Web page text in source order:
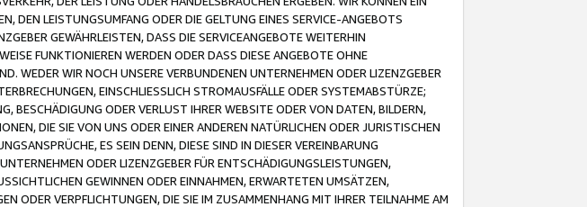
DEN LEISTUNGSUMFANG ODER DIE GELTUNG EINES SERVICE-ANGEBOTS
GEWÄHRLEISTEN, DASS DIE SERVICEANGEBOTE WEITERHIN
FUNKTIONIEREN WERDEN ODER DASS DIESE ANGEBOTE OHNE
WEDER WIR NOCH UNSERE VERBUNDENEN UNTERNEHMEN ODER LIZENZGEBER
EINSCHLIESSLICH STROMAUSFÄLLE ODER SYSTEMABSTÜRZE;
BESCHÄDIGUNG ODER VERLUST IHRER WEBSITE ODER VON DATEN, BILDERN,
DIE SIE VON UNS ODER EINER ANDEREN NATÜRLICHEN ODER JURISTISCHEN
ES SEIN DENN, DIESE SIND IN DIESER VEREINBARUNG
ODER LIZENZGEBER FÜR ENTSCHÄDIGUNGSLEISTUNGEN,
GEWINNEN ODER EINNAHMEN, ERWARTETEN UMSÄTZEN,
ODER VERPFLICHTUNGEN, DIE SIE IM ZUSAMMENHANG MIT IHRER TEILNAHME AM